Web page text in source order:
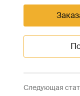
Следующая